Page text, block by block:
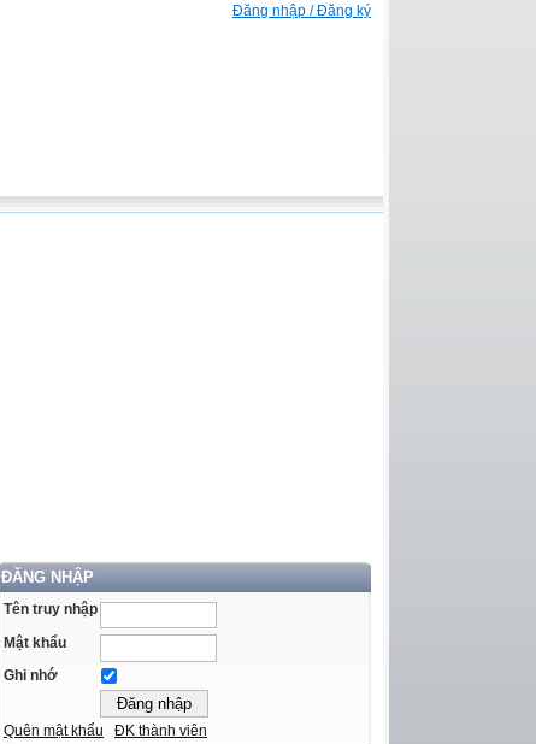
Đăng nhập / Đăng ký
ĐĂNG NHẬP
Tên truy nhập
Mật khẩu
Ghi nhớ
Quên mật khẩu ĐK thành viên